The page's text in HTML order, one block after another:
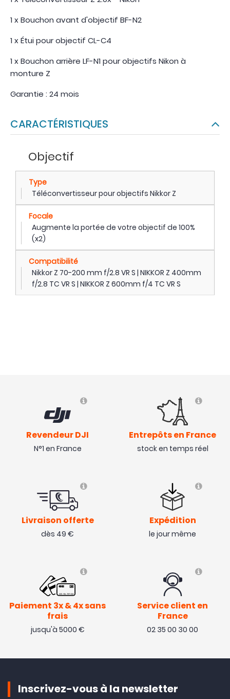
1 x Bouchon avant d'objectif BF-N2
1 x Étui pour objectif CL-C4
1 x Bouchon arrière LF-N1 pour objectifs Nikon à
monture Z
Garantie : 24 mois
CARACTÉRISTIQUES
Objectif
Type
Téléconvertisseur pour objectifs Nikkor Z
Focale
Augmente la portée de votre objectif de 100%
(x2)
Compatibilité
Nikkor Z 70-200 mm f/2.8 VR S | NIKKOR Z 400mm
f/2.8 TC VR S | NIKKOR Z 600mm f/4 TC VR S
Revendeur DJI
N°1 en France
Entrepôts en France
stock en temps réel
Livraison offerte
dès 49 €
Expédition
le jour même
Paiement 3x & 4x sans
frais
jusqu'à 5000 €
Service client en
France
02 35 00 30 00
Inscrivez-vous à la newsletter